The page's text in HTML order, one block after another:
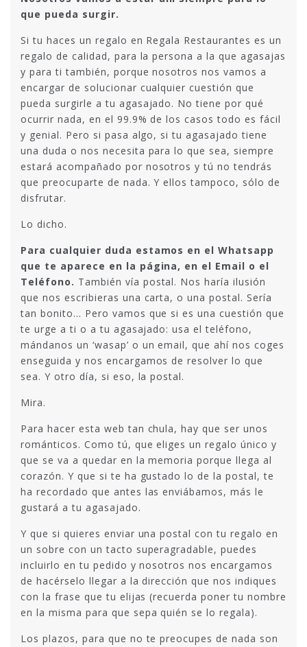
que pueda surgir.
Si tu haces un regalo en Regala Restaurantes es un
regalo de calidad, para la persona a la que agasajas
y para ti también, porque nosotros nos vamos a
encargar de solucionar cualquier cuestión que
pueda surgirle a tu agasajado. No tiene por qué
ocurrir nada, en el 99.9% de los casos todo es fácil
y genial. Pero si pasa algo, si tu agasajado tiene
una duda o nos necesita para lo que sea, siempre
estará acompañado por nosotros y tú no tendrás
que preocuparte de nada. Y ellos tampoco, sólo de
disfrutar.
Lo dicho.
Para cualquier duda estamos en el Whatsapp
que te aparece en la página, en el Email o el
Teléfono. También vía postal. Nos haría ilusión
que nos escribieras una carta, o una postal. Sería
tan bonito… Pero vamos que si es una cuestión que
te urge a ti o a tu agasajado: usa el teléfono,
mándanos un ‘wasap’ o un email, que ahí nos coges
enseguida y nos encargamos de resolver lo que
sea. Y otro día, si eso, la postal.
Mira.
Para hacer esta web tan chula, hay que ser unos
románticos. Como tú, que eliges un regalo único y
que se va a quedar en la memoria porque llega al
corazón. Y que si te ha gustado lo de la postal, te
ha recordado que antes las enviábamos, más le
gustará a tu agasajado.
Y que si quieres enviar una postal con tu regalo en
un sobre con un tacto superagradable, puedes
incluirlo en tu pedido y nosotros nos encargamos
de hacérselo llegar a la dirección que nos indiques
con la frase que tu elijas (recuerda poner tu nombre
en la misma para que sepa quién se lo regala).
Los plazos, para que no te preocupes de nada son